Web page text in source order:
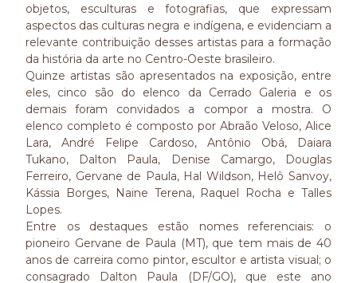
objetos, esculturas e fotografias, que expressam
aspectos das culturas negra e indígena, e evidenciam a
relevante contribuição desses artistas para a formação
da história da arte no Centro-Oeste brasileiro.
Quinze artistas são apresentados na exposição, entre
eles, cinco são do elenco da Cerrado Galeria e os
demais foram convidados a compor a mostra. O
elenco completo é composto por Abraão Veloso, Alice
Lara, André Felipe Cardoso, Antônio Obá, Daiara
Tukano, Dalton Paula, Denise Camargo, Douglas
Ferreiro, Gervane de Paula, Hal Wildson, Helô Sanvoy,
Kássia Borges, Naine Terena, Raquel Rocha e Talles
Lopes.
Entre os destaques estão nomes referenciais: o
pioneiro Gervane de Paula (MT), que tem mais de 40
anos de carreira como pintor, escultor e artista visual; o
consagrado Dalton Paula (DF/GO), que este ano